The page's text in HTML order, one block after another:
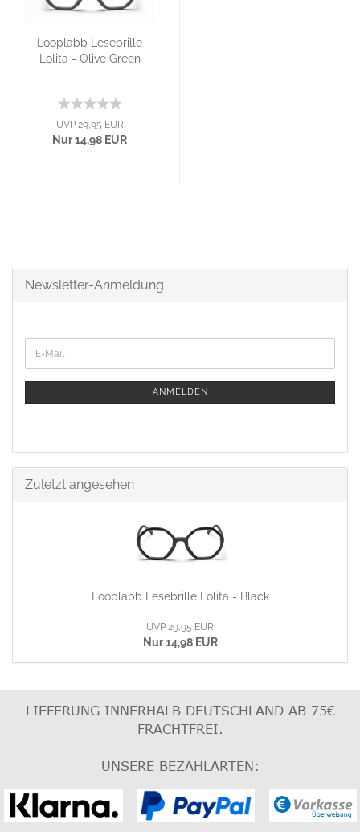
Looplabb Lesebrille
Lolita - Olive Green
UVP 29,95 EUR
Nur 14,98 EUR
Newsletter-Anmeldung
ANMELDEN
Zuletzt angesehen
Looplabb Lesebrille Lolita - Black
UVP 29,95 EUR
Nur 14,98 EUR
LIEFERUNG INNERHALB DEUTSCHLAND AB 75€
FRACHTFREI.
UNSERE BEZAHLARTEN: